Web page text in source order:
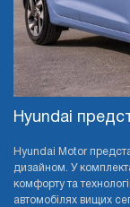
Hyundai
Hyundai Motor
дизайном. У
комфорту та
автомобілях вищих